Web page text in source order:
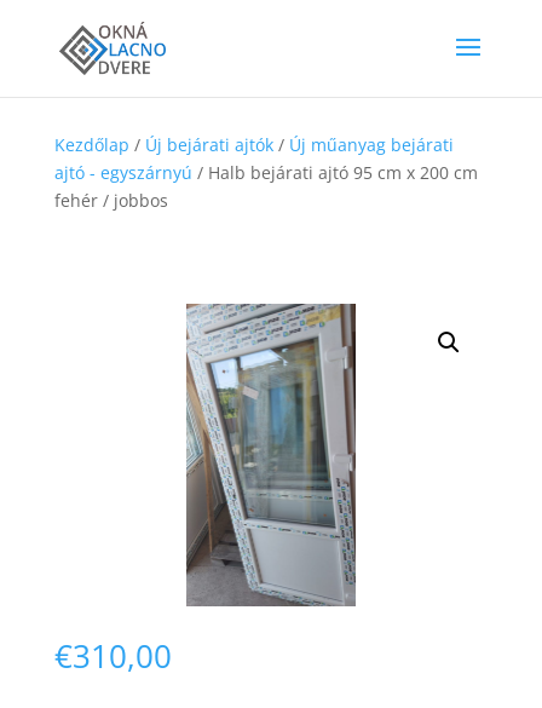
Kezdőlap / Új bejárati ajtók/ Új műanyag bejárati
ajtó - egyszárnyú / Halb bejárati ajtó 95 cm x 200 cm
fehér / jobbos
€310,00